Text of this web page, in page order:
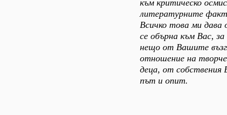
към критическо
литературните
Всичко това ми дава
се обърна към Вас,
нещо от Вашите
отношение на
деца, от собствения
път и опит.